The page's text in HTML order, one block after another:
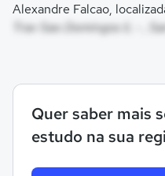
Alexandre Falcao,
Trav Sao Domingos Ii, - ,
Quer saber mais
estudo na sua